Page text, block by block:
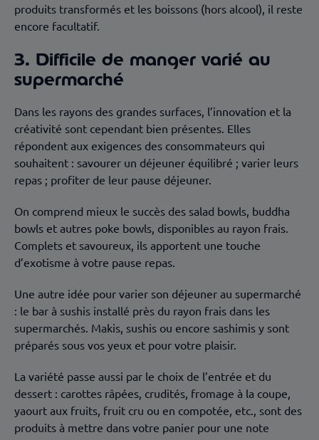
produits transformés et les boissons (hors alcool), il reste
encore facultatif.
3. Difficile de manger varié au
supermarché
Dans les rayons des grandes surfaces, l’innovation et la
créativité sont cependant bien présentes. Elles
répondent aux exigences des consommateurs qui
souhaitent : savourer un déjeuner équilibré ; varier leurs
repas ; profiter de leur pause déjeuner.
On comprend mieux le succès des salad bowls, buddha
bowls et autres poke bowls, disponibles au rayon frais.
Complets et savoureux, ils apportent une touche
d’exotisme à votre pause repas.
Une autre idée pour varier son déjeuner au supermarché
: le bar à sushis installé près du rayon frais dans les
supermarchés. Makis, sushis ou encore sashimis y sont
préparés sous vos yeux et pour votre plaisir.
La variété passe aussi par le choix de l’entrée et du
dessert : carottes râpées, crudités, fromage à la coupe,
yaourt aux fruits, fruit cru ou en compotée, etc., sont des
produits à mettre dans votre panier pour une note